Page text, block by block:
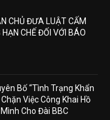
CHỦ ĐƯA LUẬT CẤM
HẠN CHẾ ĐỐI VỚI BÁO
Bố “Tình Trạng Khẩn
Việc Công Khai Hồ
Cho Đài BBC